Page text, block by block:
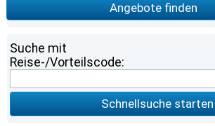
Angebote finden
Suche mit
Reise-/Vorteilscode:
Schnellsuche starten